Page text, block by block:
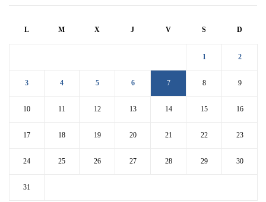
L M X J V S D
1 2
3 4 5 6 7 8 9
10 11 12 13 14 15 16
17 18 19 20 21 22 23
24 25 26 27 28 29 30
31